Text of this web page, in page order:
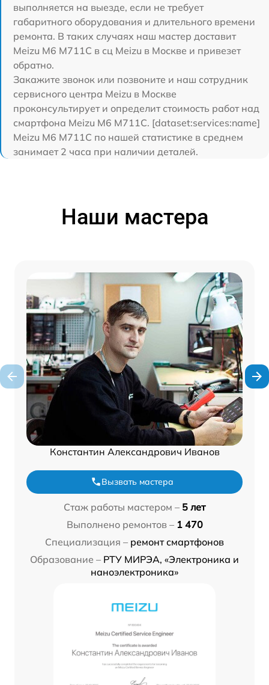
выполняется на выезде, если не требует
габаритного оборудования и длительного времени
ремонта. В таких случаях наш мастер доставит
Meizu M6 M711C в сц Meizu в Москве и привезет
обратно.
Закажите звонок или позвоните и наш сотрудник
сервисного центра Meizu в Москве
проконсультирует и определит стоимость работ над
смартфона Meizu M6 M711C. [dataset:services:name]
Meizu M6 M711C по нашей статистике в среднем
занимает 2 часа при наличии деталей.
Наши мастера
Константин Александрович Иванов
Вызвать мастера
Стаж работы мастером – 5 лет
Выполнено ремонтов – 1 470
Специализация – ремонт смартфонов
Образование – РТУ МИРЭА, «Электроника и
наноэлектроника»